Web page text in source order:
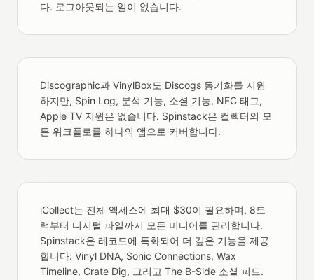
다. 로그아웃되는 일이 없습니다.
Discographic과 VinylBox도 Discogs 동기화를 지원
하지만, Spin Log, 분석 기능, 소셜 기능, NFC 태그,
Apple TV 지원은 없습니다. Spinstack은 컬렉터의 모
든 워크플로를 하나의 앱으로 커버합니다.
iCollect는 전체 액세스에 최대 $30이 필요하며, 8트
랙부터 디지털 파일까지 모든 미디어를 관리합니다.
Spinstack은 레코드에 특화되어 더 깊은 기능을 제공
합니다: Vinyl DNA, Sonic Connections, Wax
Timeline, Crate Dig, 그리고 The B-Side 소셜 피드.